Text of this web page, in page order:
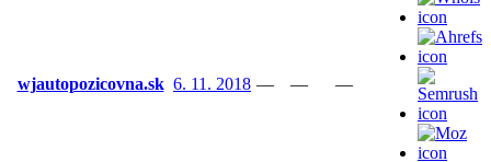
wjautopozicovna.sk 6. 11. 2018 — — —